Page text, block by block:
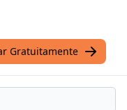
Gratuitamente